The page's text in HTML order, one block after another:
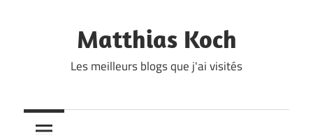
Matthias Koch
Les meilleurs blogs que j'ai visités